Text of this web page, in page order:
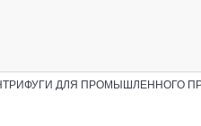
ДЛЯ ПРОМЫШЛЕННОГО